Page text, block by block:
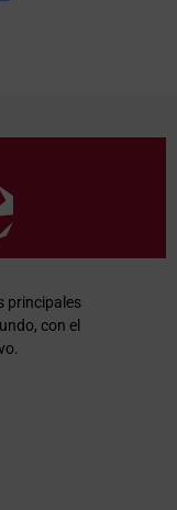
principales
con el